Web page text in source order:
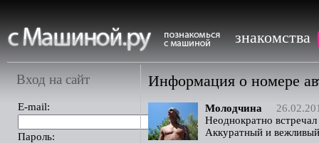
знакомства
Вход на сайт
E-mail:
Пароль:
Информация о номере
Молодчина
Неоднократно встречал
Аккуратный и